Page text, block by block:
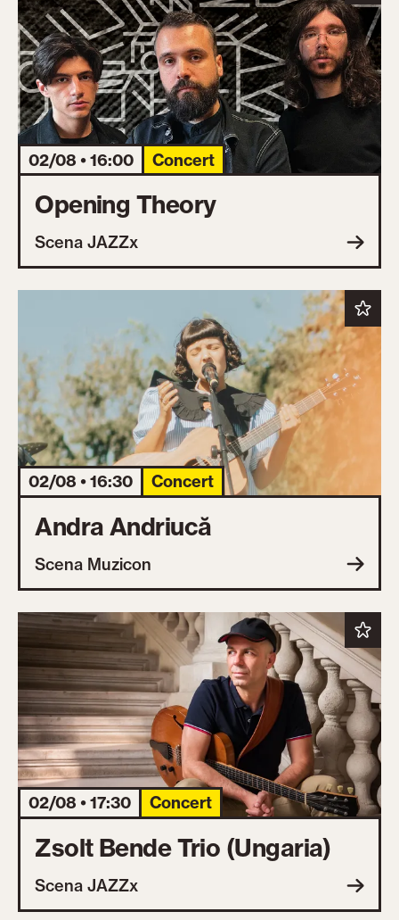
02/08 • 16:00 Concert
Opening Theory
Scena JAZZx
02/08 • 16:30 Concert
Andra Andriucă
Scena Muzicon
02/08 • 17:30 Concert
Zsolt Bende Trio (Ungaria)
Scena JAZZx